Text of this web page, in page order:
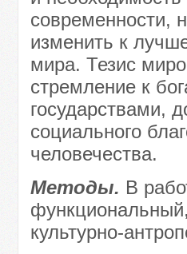
современности,
изменить к
мира. Тезис
стремление к
государствами,
социального
человечества.
Методы. В
культурно-